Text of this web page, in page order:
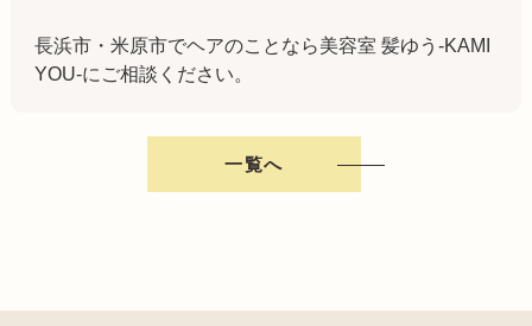
長浜市・米原市でヘアのことなら美容室 髪ゆう-KAMI
YOU-にご相談ください。
一覧へ